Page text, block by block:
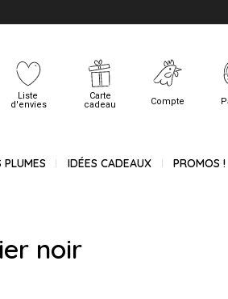
Liste
d'envies
Carte
cadeau
Compte
IDÉES CADEAUX PROMOS !
noir